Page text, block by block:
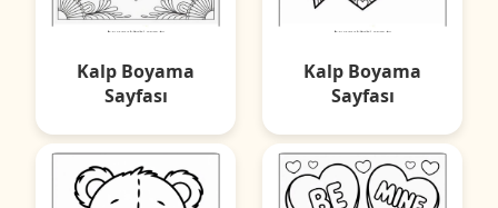
Kalp Boyama
Sayfası
Kalp Boyama
Sayfası